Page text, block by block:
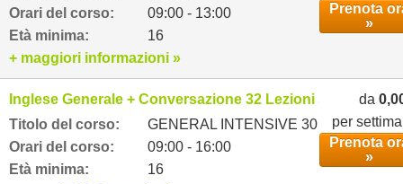
Orari del corso:
09:00 - 13:00
Età minima:
16
Prenota
»
+ maggiori informazioni »
Inglese Generale + Conversazione 32 Lezioni settimanali
Titolo del corso:
GENERAL INTENSIVE 30
Orari del corso:
09:00 - 16:00
Età minima:
16
da
per
Prenota
»